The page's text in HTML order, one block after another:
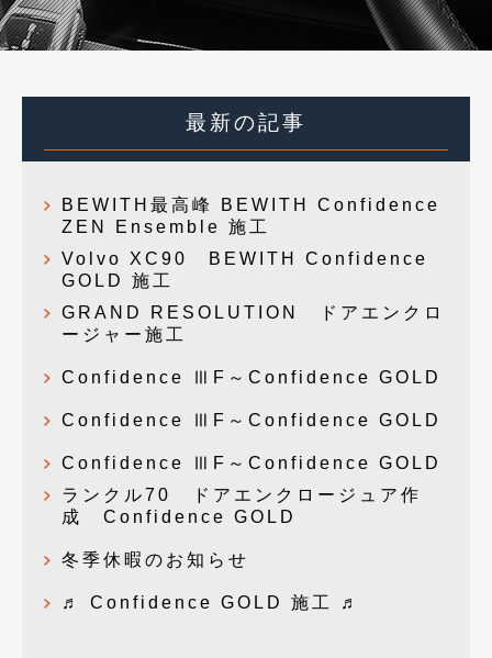
最新の記事
BEWITH最高峰 BEWITH Confidence
ZEN Ensemble 施工
Volvo XC90 BEWITH Confidence
GOLD 施工
GRAND RESOLUTION ドアエンクロ
ージャー施工
Confidence ⅢF～Confidence GOLD
Confidence ⅢF～Confidence GOLD
Confidence ⅢF～Confidence GOLD
ランクル70 ドアエンクロージュア作
成 Confidence GOLD
冬季休暇のお知らせ
♬ Confidence GOLD 施工 ♬